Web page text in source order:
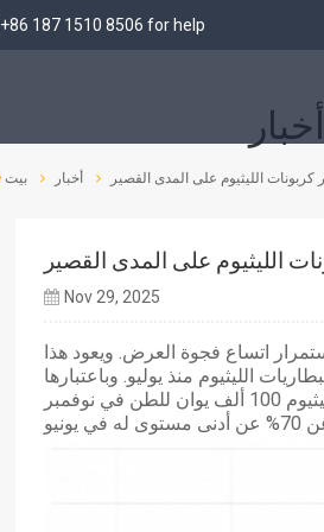
+86 187 1510 8506 for help
أخبار
بيت أخبار الليثيوم على المدى القصير
الليثيوم على المدى القصير
Nov 29, 2025
100 ألف يوان للطن، مع استمرار اتساع فجوة العرض. ويعود هذا
الليثيوم منذ يوليو. وباعتبارها
مادةً أساسيةً في كاثودات بطاريات الطاقة وتخزينها، تجاوز سعر كربونات الليثيوم 100 ألف يوان للطن في نوفمبر